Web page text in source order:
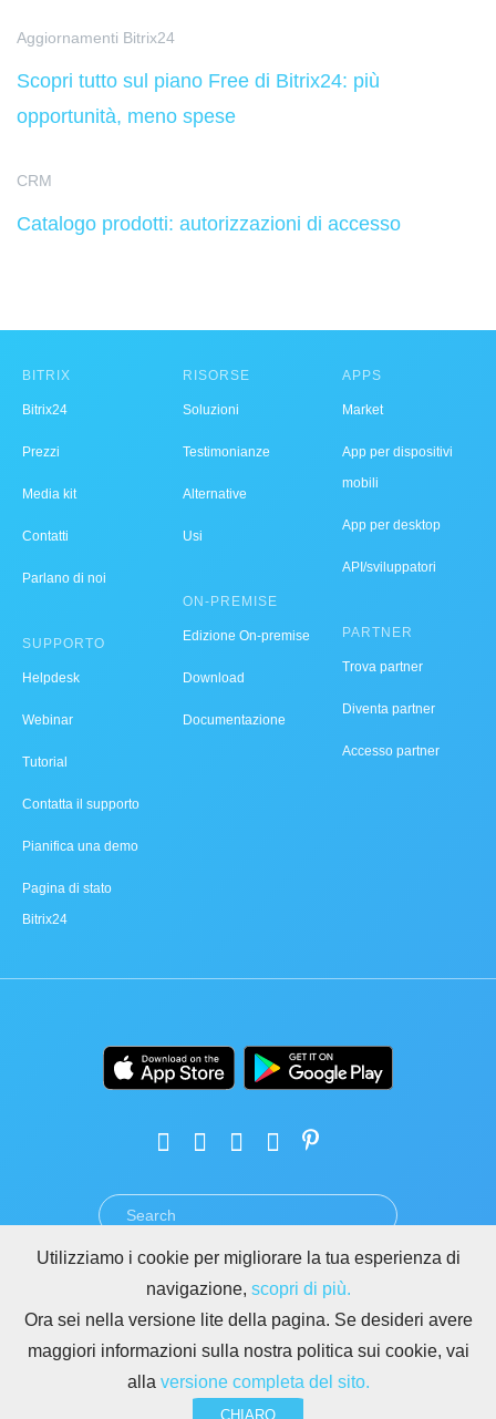
Aggiornamenti Bitrix24
Scopri tutto sul piano Free di Bitrix24: più
opportunità, meno spese
CRM
Catalogo prodotti: autorizzazioni di accesso
BITRIX
Bitrix24
Prezzi
Media kit
Contatti
Parlano di noi
SUPPORTO
Helpdesk
Webinar
Tutorial
Contatta il supporto
Pianifica una demo
Pagina di stato
Bitrix24
RISORSE
Soluzioni
Testimonianze
Alternative
Usi
ON-PREMISE
Edizione On-premise
Download
Documentazione
APPS
Market
App per dispositivi
mobili
App per desktop
API/sviluppatori
PARTNER
Trova partner
Diventa partner
Accesso partner
PRIVACY GDPR
ABUSO
REGOLE PER I SITI DI BITRIX24
Copyright © 2026 Bitrix24
Utilizziamo i cookie per migliorare la tua esperienza di
navigazione, scopri di più.
Ora sei nella versione lite della pagina. Se desideri avere
maggiori informazioni sulla nostra politica sui cookie, vai
alla versione completa del sito.
CHIARO